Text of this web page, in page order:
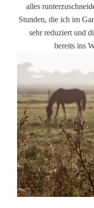
alles
Stunden, die ich im
sehr reduziert und
bereits ins